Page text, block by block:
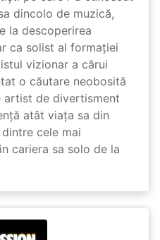
dincolo de muzică,
la descoperirea
ca solist al formației
vizionar a cărui
o căutare neobosită
artist de divertisment
atât viața sa din
cele mai
cariera sa solo de la